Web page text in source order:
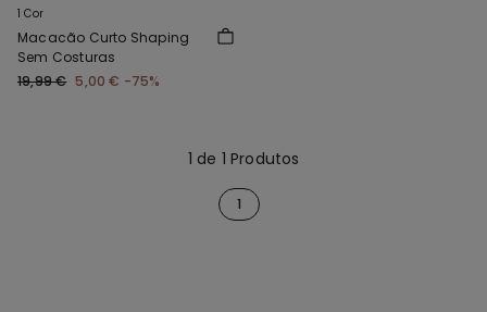
1 Cor
Macacão Curto Shaping
Sem Costuras
19,99 € 5,00 € -75%
1 de 1 Produtos
1